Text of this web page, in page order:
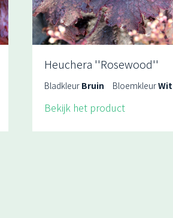
Heuchera ''Rosewood''
Bladkleur Bruin BloemkleurWit
Bekijk het product